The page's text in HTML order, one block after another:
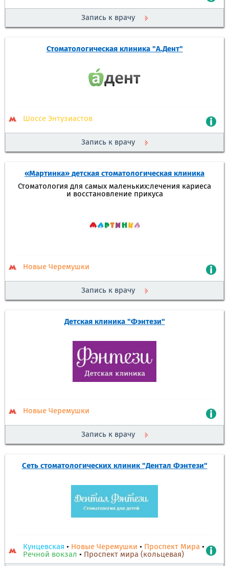
Запись к врачу
Стоматологическая клиника "А.Дент"
Шоссе Энтузиастов
Запись к врачу
«Мартинка» детская стоматологическая клиника
Стоматология для самых маленьких:лечения кариеса
и восстановление прикуса
Новые Черемушки
Запись к врачу
Детская клиника "Фэнтези"
Новые Черемушки
Запись к врачу
Сеть стоматологических клиник "Дентал Фэнтези"
Кунцевская • Новые Черемушки • Проспект Мира •
Речной вокзал • Проспект мира (кольцевая)